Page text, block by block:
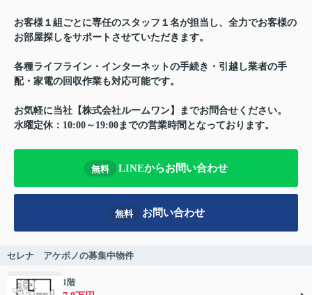
お客様１組ごとに専任のスタッフ１名が担当し、全力でお客様の
お部屋探しをサポートさせていただきます。
各種ライフライン・インターネットの手続き・引越し業者の手
配・家電の回収作業も対応可能です。
お気軽に当社【株式会社ルームワン】までお問合せください。
水曜定休：10:00～19:00までの営業時間となっております。
無料 LINEからお問い合わせ
無料 お問い合わせ
セレナ アケボノの募集中物件
1階